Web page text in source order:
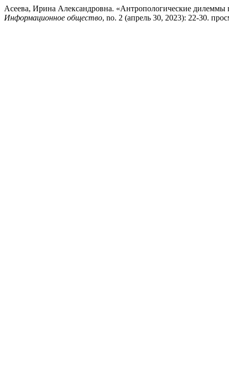
Асеева, Ирина Александровна. «Антропологические
Информационное общество, no. 2 (апрель 30, 2023): 22-30.